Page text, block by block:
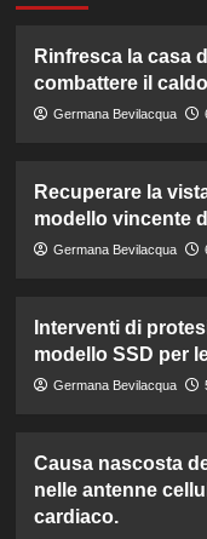
Rinfresca la casa
combattere il
Germana Bevilacqua
Recuperare la
modello vincente
Germana Bevilacqua
Interventi di
modello SSD per
Germana Bevilacqua
Causa nascosta
nelle antenne
cardiaco.